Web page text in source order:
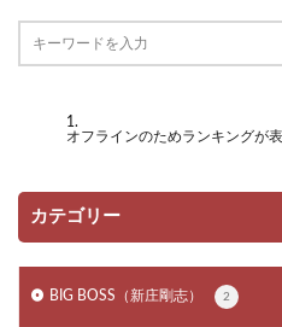
オフラインのためランキングが
カテゴリー
BIG BOSS（新庄剛志） 2